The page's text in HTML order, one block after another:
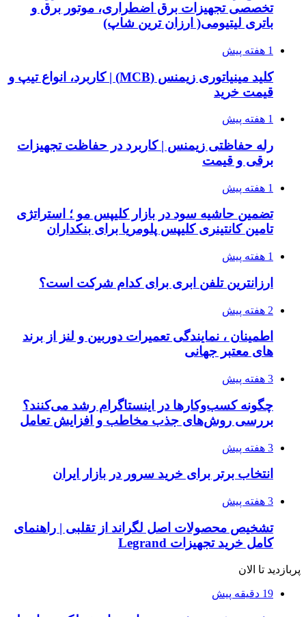
تخصصی تجهیزات برق اضطراری، موتور برق و
باتری لیتیومی( ارزان ترین شاپ)
1 هفته پیش
کلید مینیاتوری زیمنس (MCB) | کاربرد، انواع تیپ و
قیمت خرید
1 هفته پیش
رله حفاظتی زیمنس | کاربرد در حفاظت تجهیزات
برقی و قیمت
1 هفته پیش
تضمین حاشیه سود در بازار کلیپس مو ؛ استراتژی
تامین کانتینری کلیپس پلومریا برای بنکداران
1 هفته پیش
ارزانترین تلفن ابری برای کدام شرکت است؟
2 هفته پیش
اطمینان ، نمایندگی تعمیرات دوربین و لنز از برند
های معتبر جهانی
3 هفته پیش
چگونه کسب‌وکارها در اینستاگرام رشد می‌کنند؟
بررسی روش‌های جذب مخاطب و افزایش تعامل
3 هفته پیش
انتخاب برتر برای خرید سرور در بازار ایران
3 هفته پیش
تشخیص محصولات اصل لگراند از تقلبی | راهنمای
کامل خرید تجهیزات Legrand
پربازدید تا الان
19 دقیقه پیش